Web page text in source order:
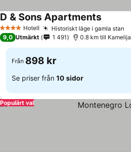
4 StjärnorHotell Historiskt läge i gamla stan
D & Sons Apartments
9,0 Utmärkt 1 491 0.8 km till Kamelija
Från 898 kr
Se priser från 10 sidor
Populärt val